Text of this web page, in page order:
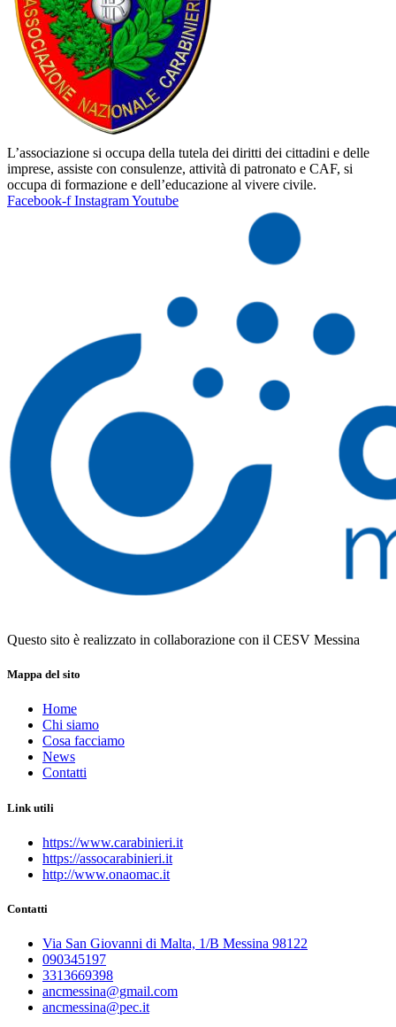
L’associazione si occupa della tutela dei diritti dei cittadini e delle
imprese, assiste con consulenze, attività di patronato e CAF, si
occupa di formazione e dell’educazione al vivere civile.
Facebook-f InstagramYoutube
Questo sito è realizzato in collaborazione con il CESV Messina
Mappa del sito
Home
Chi siamo
Cosa facciamo
News
Contatti
Link utili
https://www.carabinieri.it
https://assocarabinieri.it
http://www.onaomac.it
Contatti
Via San Giovanni di Malta, 1/B Messina 98122
090345197
3313669398
ancmessina@gmail.com
ancmessina@pec.it